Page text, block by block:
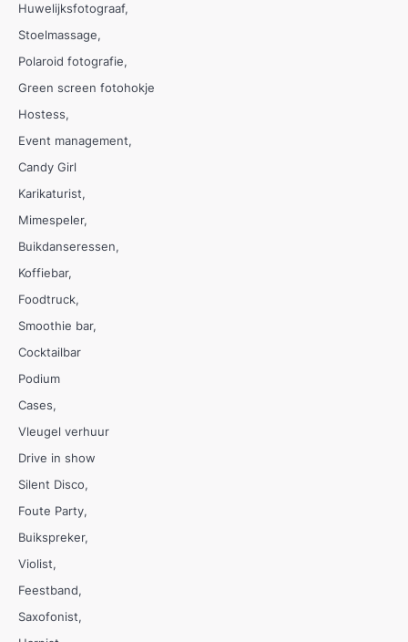
Huwelijksfotograaf
Stoelmassage
Polaroid fotografie
Green screen fotohokje
Hostess
Event management
Candy Girl
Karikaturist
Mimespeler
Buikdanseressen
Koffiebar
Foodtruck
Smoothie bar
Cocktailbar
Podium
Cases
Vleugel verhuur
Drive in show
Silent Disco
Foute Party
Buikspreker
Violist
Feestband
Saxofonist